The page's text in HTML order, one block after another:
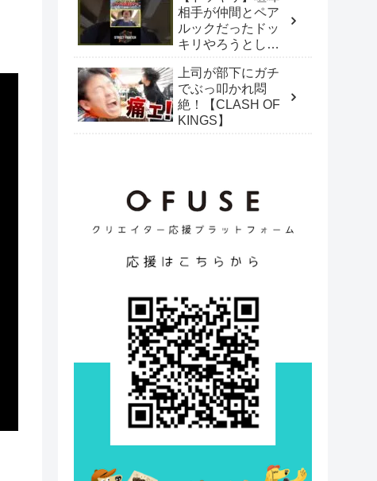
相手が仲間とペア
ルックだったドッ
キリやろうとした
ト6 / #CCJP杯】
上司が部下にガチ
でぶっ叩かれ悶
絶！【CLASH OF
KINGS】